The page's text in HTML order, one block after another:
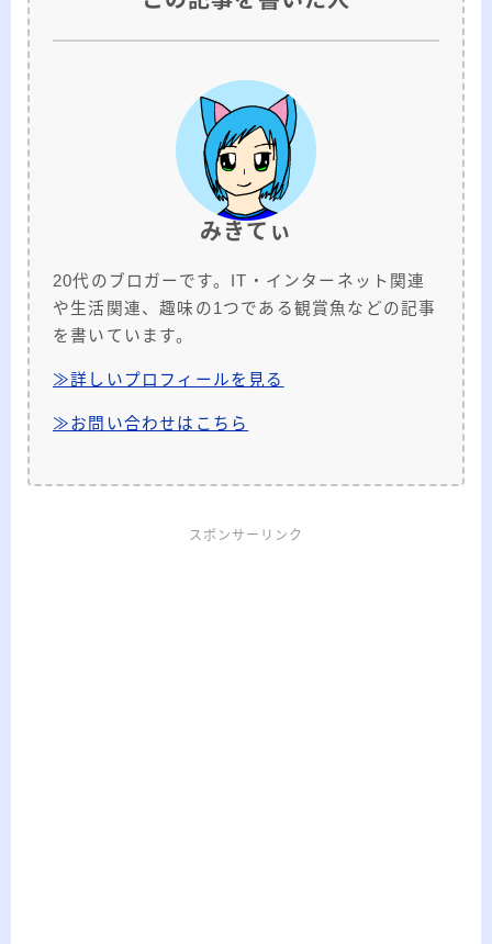
みきてぃ
20代のブロガーです。IT・インターネット関連
や生活関連、趣味の1つである観賞魚などの記事
を書いています。
≫詳しいプロフィールを見る
≫お問い合わせはこちら
スポンサーリンク